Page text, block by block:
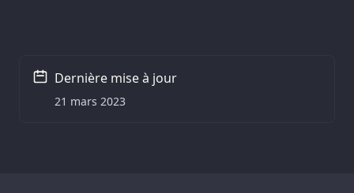
Dernière mise à jour
21 mars 2023